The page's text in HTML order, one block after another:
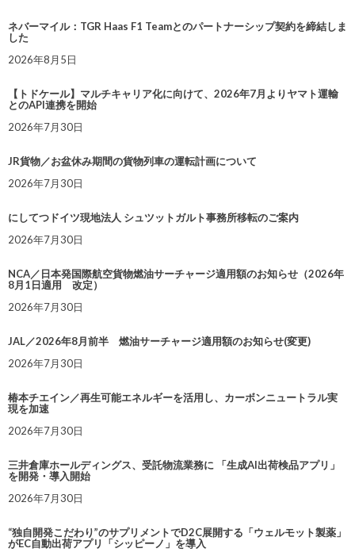
ネバーマイル：TGR Haas F1 Teamとのパートナーシップ契約を締結しま
した
2026年8月5日
【トドケール】マルチキャリア化に向けて、2026年7月よりヤマト運輸
とのAPI連携を開始
2026年7月30日
JR貨物／お盆休み期間の貨物列車の運転計画について
2026年7月30日
にしてつドイツ現地法人 シュツットガルト事務所移転のご案内
2026年7月30日
NCA／日本発国際航空貨物燃油サーチャージ適用額のお知らせ（2026年
8月1日適用 改定）
2026年7月30日
JAL／2026年8月前半 燃油サーチャージ適用額のお知らせ(変更)
2026年7月30日
椿本チエイン／再生可能エネルギーを活用し、カーボンニュートラル実
現を加速
2026年7月30日
三井倉庫ホールディングス、受託物流業務に 「生成AI出荷検品アプリ」
を開発・導入開始
2026年7月30日
“独自開発こだわり”のサプリメントでD2C展開する「ウェルモット製薬」
がEC自動出荷アプリ「シッピーノ」を導入